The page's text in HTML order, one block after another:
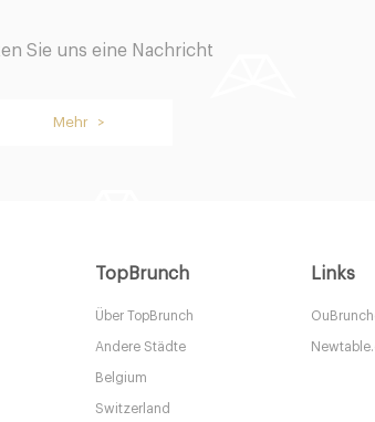
14.9 €
Sie uns eine Nachricht
Mehr >
TopBrunch
Über TopBrunch
Andere Städte
Belgium
Switzerland
Links